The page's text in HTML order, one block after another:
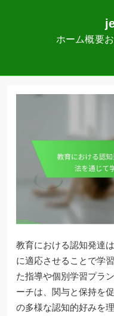
ホーム概要
教育における認知発達
に適応させることで学
た指導や個別学習プラ
ーチは、関与と保持を
の多様な認知的好みを